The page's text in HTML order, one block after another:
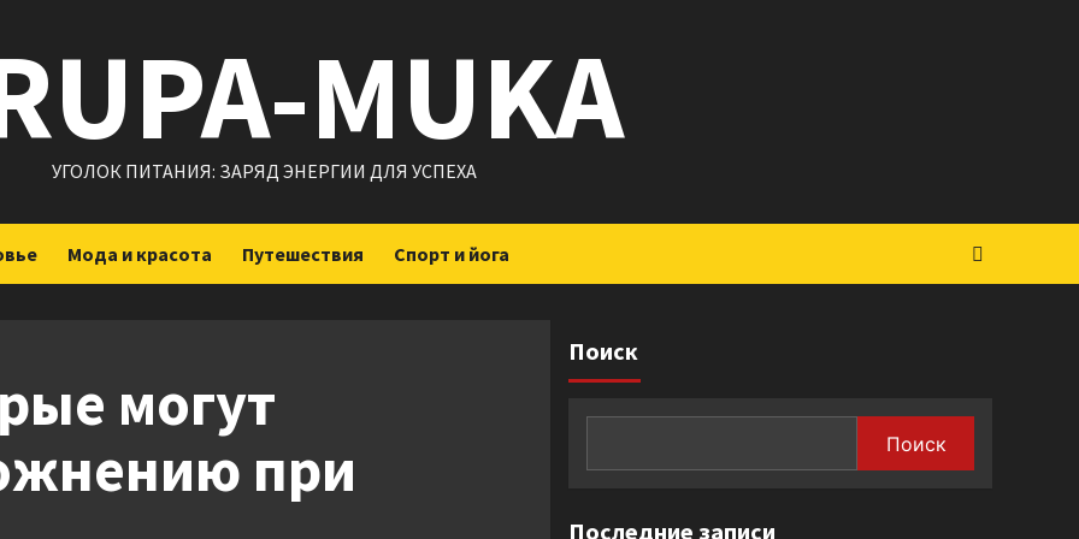
MUKA
УГОЛОК ПИТАНИЯ: ЗАРЯД ЭНЕРГИИ ДЛЯ УСПЕХА
Мода и красота Путешествия Спорт и йога
могут
при
Поиск
Поиск
Последние записи